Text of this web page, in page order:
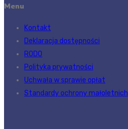
Menu
Kontakt
Deklaracja dostępności
RODO
Polityka prywatności
Uchwała w sprawie opłat
Standardy ochrony małoletnich